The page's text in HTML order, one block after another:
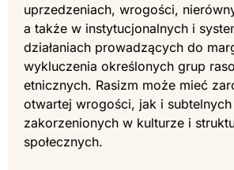
uprzedzeniach, wrogości,
a także w instytucjonalnych i
działaniach prowadzących do
wykluczenia określonych grup
etnicznych. Rasizm może mieć
otwartej wrogości, jak i
zakorzenionych w kulturze i
społecznych.